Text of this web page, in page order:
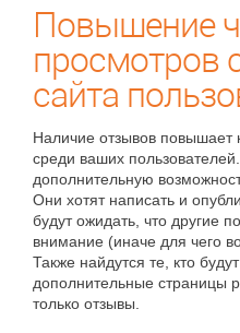
Повышение
просмотров
сайта
Наличие отзывов повышает
среди ваших
дополнительную
Они хотят написать и
будут ожидать, что другие
внимание (иначе для чего
Также найдутся те, кто
дополнительные страницы
только отзывы.